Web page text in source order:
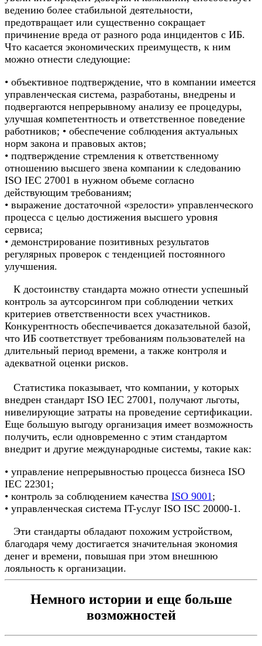
ведению более стабильной деятельности,
предотвращает или существенно сокращает
причинение вреда от разного рода инцидентов с ИБ.
Что касается экономических преимуществ, к ним
можно отнести следующие:
• объективное подтверждение, что в компании имеется
управленческая система, разработаны, внедрены и
подвергаются непрерывному анализу ее процедуры,
улучшая компетентность и ответственное поведение
работников; • обеспечение соблюдения актуальных
норм закона и правовых актов;
• подтверждение стремления к ответственному
отношению высшего звена компании к следованию
ISO IEC 27001 в нужном объеме согласно
действующим требованиям;
• выражение достаточной «зрелости» управленческого
процесса с целью достижения высшего уровня
сервиса;
• демонстрирование позитивных результатов
регулярных проверок с тенденцией постоянного
улучшения.
К достоинству стандарта можно отнести успешный
контроль за аутсорсингом при соблюдении четких
критериев ответственности всех участников.
Конкурентность обеспечивается доказательной базой,
что ИБ соответствует требованиям пользователей на
длительный период времени, а также контроля и
адекватной оценки рисков.
Статистика показывает, что компании, у которых
внедрен стандарт ISO IEC 27001, получают льготы,
нивелирующие затраты на проведение сертификации.
Еще большую выгоду организация имеет возможность
получить, если одновременно с этим стандартом
внедрит и другие международные системы, такие как:
• управление непрерывностью процесса бизнеса ISO
IEC 22301;
• контроль за соблюдением качества ISO 9001 ;
• управленческая система IT-услуг ISO ISC 20000-1.
Эти стандарты обладают похожим устройством,
благодаря чему достигается значительная экономия
денег и времени, повышая при этом внешнюю
лояльность к организации.
Немного истории и еще больше
возможностей